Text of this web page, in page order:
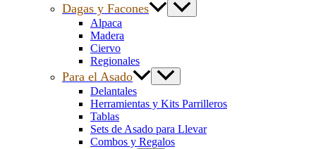
Dagas y Facones
Alpaca
Madera
Ciervo
Regionales
Para el Asado
Delantales
Herramientas y Kits Parrilleros
Tablas
Sets de Asado para Llevar
Combos y Regalos